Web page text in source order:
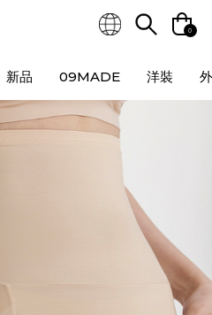
0
新品 09MADE 洋裝